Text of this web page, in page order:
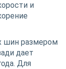
и
шин размером
дает
Для